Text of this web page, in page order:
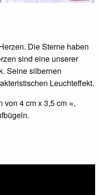
Die Sterne haben
sind eine unserer
Seine silbernen
Leuchteffekt.
von 4 cm x 3,5 cm ≈,